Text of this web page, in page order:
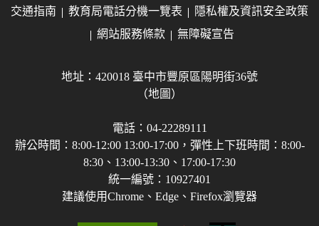
交通指南 教育局電話分機一覽表
隱私權及資訊安全政策
網站服務條款
無障礙宣告
地址：420018 臺中市豐原區陽明街36號
（地圖）
電話：04-22289111
辦公時間：8:00-12:00 13:00-17:00，彈性上下班時間：8:00-
8:30、13:00-13:30、17:00-17:30
統一編號：10927401
建議使用Chrome、Edge、Firefox瀏覽器